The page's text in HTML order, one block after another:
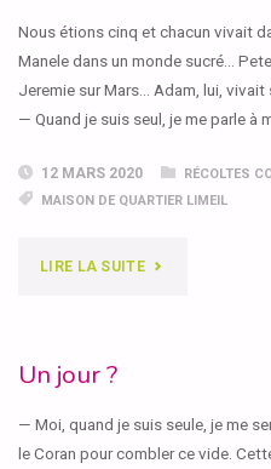
SUIS
SEUL(E)
… »"
Nous étions cinq et chacun vivait
Manele dans un monde sucré…
Jeremie sur Mars… Adam, lui, vivait
— Quand je suis seul, je me parle à
12 MARS 2020
RÉCOLTES
MAISON DE QUARTIER LIMEIL
LIRE LA SUITE"COMME
APPARÛMES
Un jour ?
— Moi, quand je suis seule, je me
le Coran pour combler ce vide.